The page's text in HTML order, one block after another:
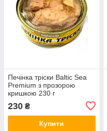
Печінка тріски Baltic Sea
Premium з прозорою
кришкою 230 г
230 ₴
Купити